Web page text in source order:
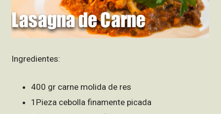
Ingredientes:
400 gr carne molida de res
1Pieza cebolla finamente picada